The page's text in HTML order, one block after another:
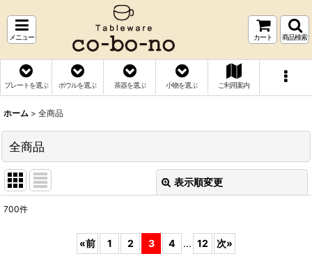
メニュー カート 商品検索
プレートを選ぶ ボウルを選ぶ 茶器を選ぶ 小物を選ぶ ご利用案内
ホーム > 全商品
全商品
表示順変更
700件
«前 1 2 3 4 ... 12 次»